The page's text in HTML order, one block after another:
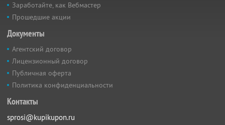
Заработайте, как Вебмастер
Прошедшие акции
Документы
Агентский договор
Лицензионный договор
Публичная оферта
Политика конфиденциальности
Контакты
sprosi@kupikupon.ru